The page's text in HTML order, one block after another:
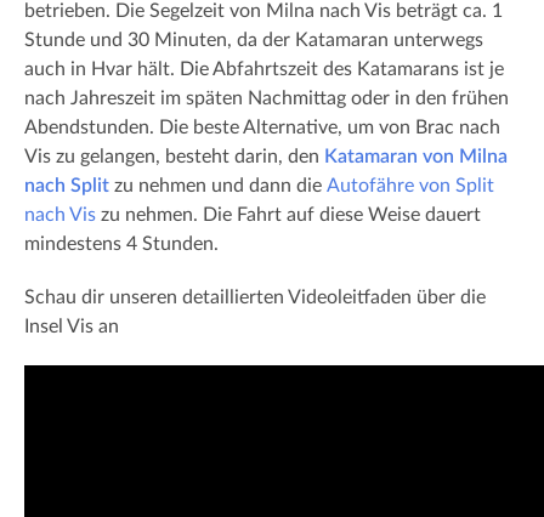
betrieben. Die Segelzeit von Milna nach Vis beträgt ca. 1
Stunde und 30 Minuten, da der Katamaran unterwegs
auch in Hvar hält. Die Abfahrtszeit des Katamarans ist je
nach Jahreszeit im späten Nachmittag oder in den frühen
Abendstunden. Die beste Alternative, um von Brac nach
Vis zu gelangen, besteht darin, den Katamaran von Milna
nach Split zu nehmen und dann die Autofähre von Split
nach Vis zu nehmen. Die Fahrt auf diese Weise dauert
mindestens 4 Stunden.
Schau dir unseren detaillierten Videoleitfaden über die
Insel Vis an